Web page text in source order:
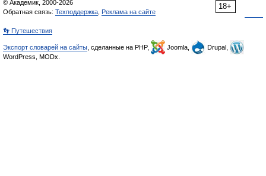
18+
© Академик, 2000-2026
Обратная связь: Техподдержка Реклама на сайте
👣 Путешествия
Экспорт словарей на сайты , сделанные на PHP, Joomla,
Drupal,
WordPress, MODx.